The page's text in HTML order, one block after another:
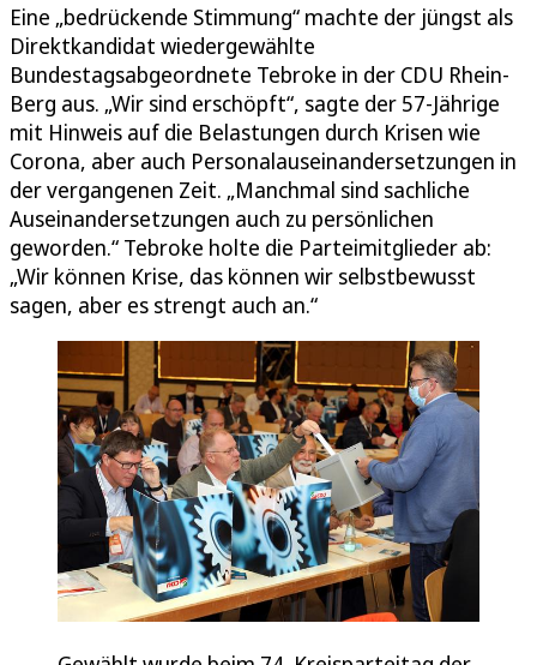
Eine „bedrückende Stimmung“ machte der jüngst als
Direktkandidat wiedergewählte
Bundestagsabgeordnete Tebroke in der CDU Rhein-
Berg aus. „Wir sind erschöpft“, sagte der 57-Jährige
mit Hinweis auf die Belastungen durch Krisen wie
Corona, aber auch Personalauseinandersetzungen in
der vergangenen Zeit. „Manchmal sind sachliche
Auseinandersetzungen auch zu persönlichen
geworden.“ Tebroke holte die Parteimitglieder ab:
„Wir können Krise, das können wir selbstbewusst
sagen, aber es strengt auch an.“